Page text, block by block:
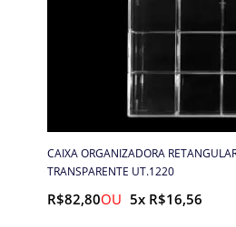
CAIXA ORGANIZADORA
TRANSPARENTE UT.1220
R$82,80 5x R$16,56